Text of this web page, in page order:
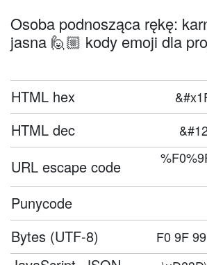
Osoba podnosząca rękę:
jasna 🙋🏼 kody emoji dla
HTML hex
HTML dec
URL escape code
Punycode
Bytes (UTF-8) F0 9F